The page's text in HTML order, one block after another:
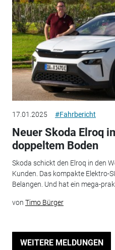
17.01.2025 #Fahrbericht
Neuer Skoda Elroq
doppeltem Boden
Skoda schickt den Elroq in den
Kunden. Das kompakte Elektro-
Belangen. Und hat ein mega-
von Timo Bürger
WEITERE MELDUNGEN